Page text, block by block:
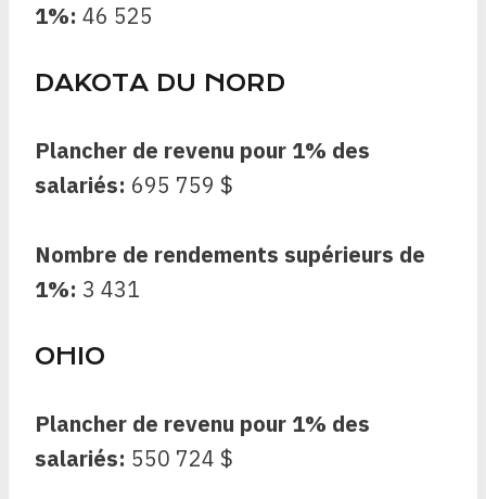
1%: 46 525
DAKOTA DU NORD
Plancher de revenu pour 1% des
salariés: 695 759 $
Nombre de rendements supérieurs de
1%: 3 431
OHIO
Plancher de revenu pour 1% des
salariés: 550 724 $